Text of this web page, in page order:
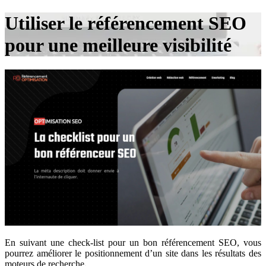
Utiliser le référencement SEO
pour une meilleure visibilité
En suivant une check-list pour un bon référencement SEO, vous
pourrez améliorer le positionnement d’un site dans les résultats des
moteurs de recherche.